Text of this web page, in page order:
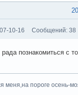
10-16 Сообщений: 38
познакомиться с
меня,на пороге осень-